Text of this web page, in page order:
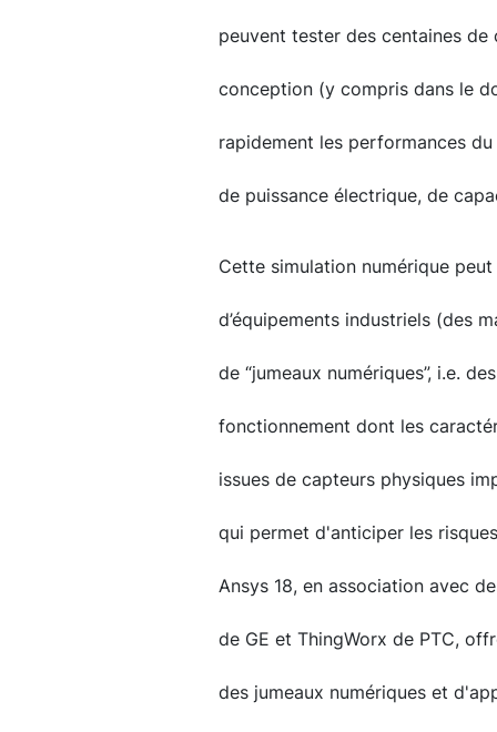
peuvent tester des centaines de
conception (y compris dans le
rapidement les performances
de puissance électrique, de
Cette simulation numérique peut
d’équipements industriels (des
de “jumeaux numériques”, i.e.
fonctionnement dont les
issues de capteurs physiques
qui permet d'anticiper les
Ansys 18, en association avec
de GE et ThingWorx de PTC,
des jumeaux numériques et